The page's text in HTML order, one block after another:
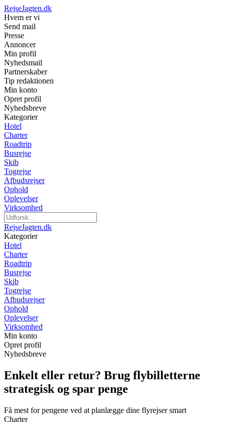
RejseJagten.dk
Hvem er vi
Send mail
Presse
Annoncer
Min profil
Nyhedsmail
Partnerskaber
Tip redaktionen
Min konto
Opret profil
Nyhedsbreve
Kategorier
Hotel
Charter
Roadtrip
Busrejse
Skib
Togrejse
Afbudsrejser
Ophold
Oplevelser
Virksomhed
RejseJagten.dk
Kategorier
Hotel
Charter
Roadtrip
Busrejse
Skib
Togrejse
Afbudsrejser
Ophold
Oplevelser
Virksomhed
Min konto
Opret profil
Nyhedsbreve
Enkelt eller retur? Brug flybilletterne
strategisk og spar penge
Få mest for pengene ved at planlægge dine flyrejser smart
Charter